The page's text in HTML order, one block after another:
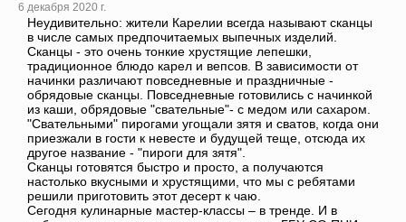
6 декабря 2020 г.
Неудивительно: жители Карелии всегда называют сканцы
в числе самых предпочитаемых выпечных изделий.
Сканцы - это очень тонкие хрустящие лепешки,
традиционное блюдо карел и вепсов. В зависимости от
начинки различают повседневные и праздничные -
обрядовые сканцы. Повседневные готовились с начинкой
из каши, обрядовые "свательные"- с медом или сахаром.
"Свательными" пирогами угощали зятя и сватов, когда они
приезжали в гости к невесте и будущей теще, отсюда их
другое название - "пироги для зятя".
Сканцы готовятся быстро и просто, а получаются
настолько вкусными и хрустящими, что мы с ребятами
решили приготовить этот десерт к чаю.
Сегодня кулинарные мастер-классы – в тренде. И в